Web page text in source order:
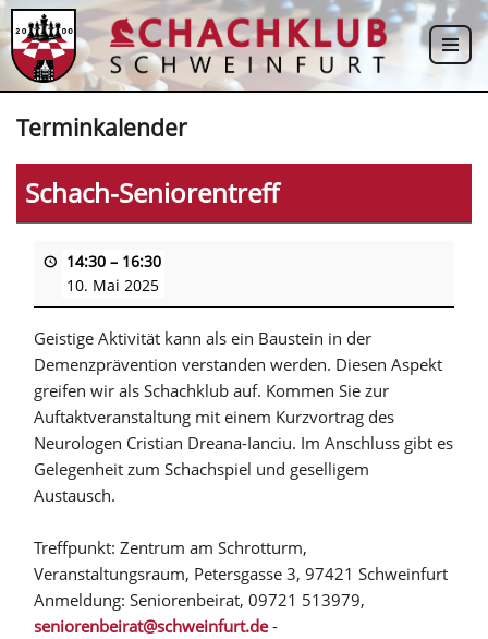
Zum
Inhalt
Terminkalender
Schach-Seniorentreff
14:30 – 16:30
10. Mai 2025
Geistige Aktivität kann als ein Baustein in der
Demenzprävention verstanden werden. Diesen Aspekt
greifen wir als Schachklub auf. Kommen Sie zur
Auftaktveranstaltung mit einem Kurzvortrag des
Neurologen Cristian Dreana-Ianciu. Im Anschluss gibt es
Gelegenheit zum Schachspiel und geselligem
Austausch.
Treffpunkt: Zentrum am Schrotturm,
Veranstaltungsraum, Petersgasse 3, 97421 Schweinfurt
Anmeldung: Seniorenbeirat, 09721 513979,
seniorenbeirat@schweinfurt.de-